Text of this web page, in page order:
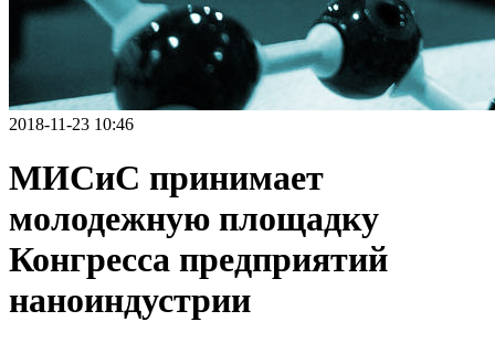
2018-11-23 10:46
МИСиС принимает
молодежную площадку
Конгресса предприятий
наноиндустрии